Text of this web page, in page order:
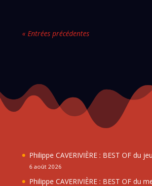
« Entrées précédentes
Philippe CAVERIVIÈRE : BEST OF du
6 août 2026
Philippe CAVERIVIÈRE : BEST OF du